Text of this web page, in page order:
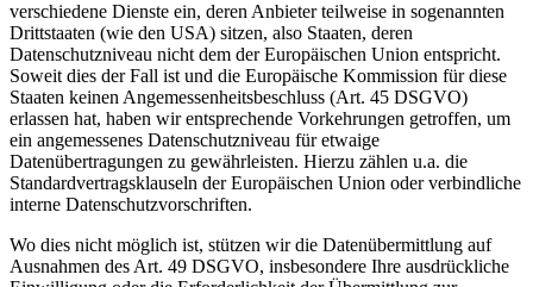
verschiedene Dienste ein, deren Anbieter teilweise in sogenannten
Drittstaaten (wie den USA) sitzen, also Staaten, deren
Datenschutzniveau nicht dem der Europäischen Union entspricht.
Soweit dies der Fall ist und die Europäische Kommission für diese
Staaten keinen Angemessenheitsbeschluss (Art. 45 DSGVO)
erlassen hat, haben wir entsprechende Vorkehrungen getroffen, um
ein angemessenes Datenschutzniveau für etwaige
Datenübertragungen zu gewährleisten. Hierzu zählen u.a. die
Standardvertragsklauseln der Europäischen Union oder verbindliche
interne Datenschutzvorschriften.
Wo dies nicht möglich ist, stützen wir die Datenübermittlung auf
Ausnahmen des Art. 49 DSGVO, insbesondere Ihre ausdrückliche